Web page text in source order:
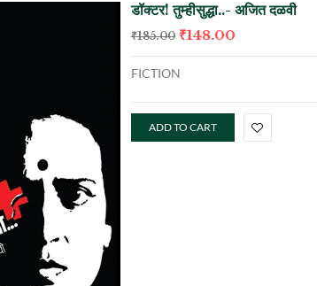
डॉक्टर! तुम्हीसुद्धा..- अजित दळवी
₹185.00 ₹148.00
FICTION
ADD TO CART